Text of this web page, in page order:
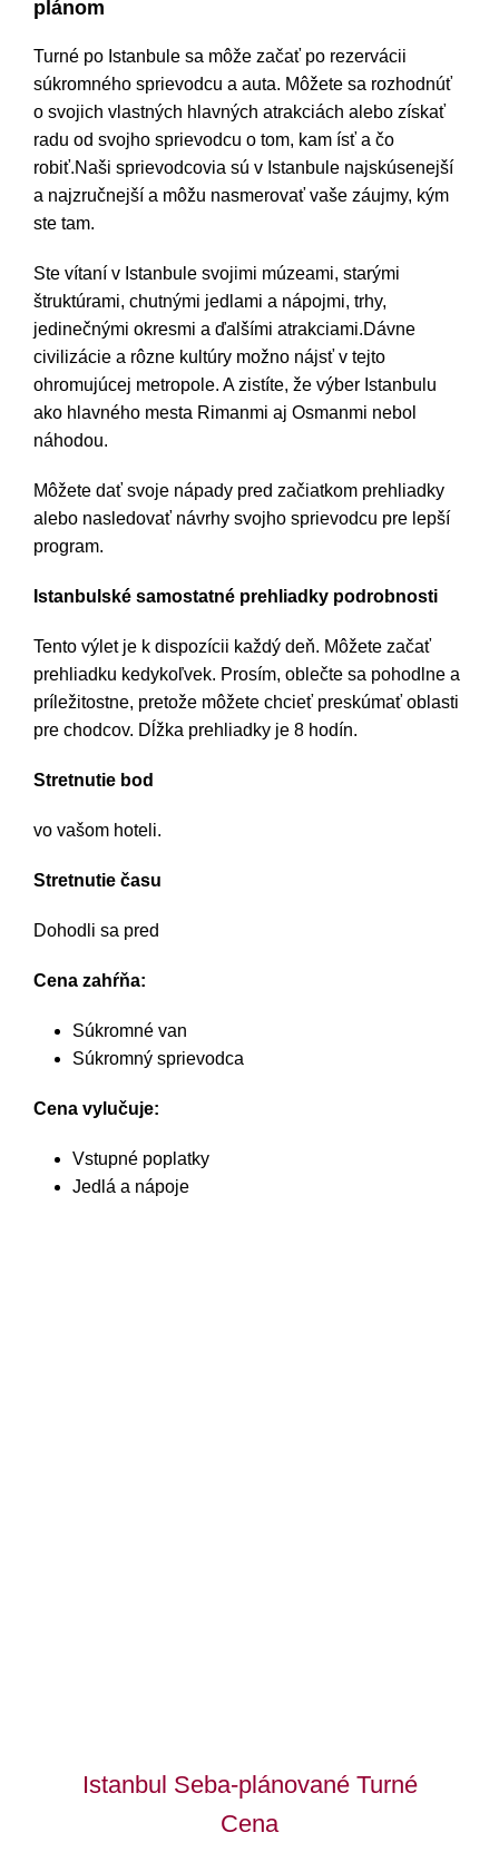
plánom
Turné po Istanbule sa môže začať po rezervácii
súkromného sprievodcu a auta. Môžete sa rozhodnúť
o svojich vlastných hlavných atrakciách alebo získať
radu od svojho sprievodcu o tom, kam ísť a čo
robiť.Naši sprievodcovia sú v Istanbule najskúsenejší
a najzručnejší a môžu nasmerovať vaše záujmy, kým
ste tam.
Ste vítaní v Istanbule svojimi múzeami, starými
štruktúrami, chutnými jedlami a nápojmi, trhy,
jedinečnými okresmi a ďalšími atrakciami.Dávne
civilizácie a rôzne kultúry možno nájsť v tejto
ohromujúcej metropole. A zistíte, že výber Istanbulu
ako hlavného mesta Rimanmi aj Osmanmi nebol
náhodou.
Môžete dať svoje nápady pred začiatkom prehliadky
alebo nasledovať návrhy svojho sprievodcu pre lepší
program.
Istanbulské samostatné prehliadky podrobnosti
Tento výlet je k dispozícii každý deň. Môžete začať
prehliadku kedykoľvek. Prosím, oblečte sa pohodlne a
príležitostne, pretože môžete chcieť preskúmať oblasti
pre chodcov. Dĺžka prehliadky je 8 hodín.
Stretnutie bod
vo vašom hoteli.
Stretnutie času
Dohodli sa pred
Cena zahŕňa:
Súkromné van
Súkromný sprievodca
Cena vylučuje:
Vstupné poplatky
Jedlá a nápoje
Istanbul Seba-plánované Turné
Cena